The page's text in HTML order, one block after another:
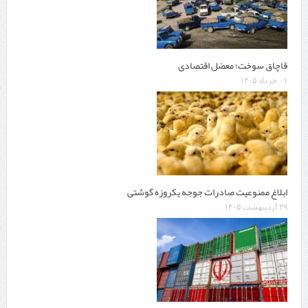
قاچاق سوخت؛ معضل اقتصادی
۰۱ خرداد ۱۴۰۵
ابلاغ ممنوعیت صادرات جوجه یکروزه گوشتی
۲۹ اردیبهشت ۱۴۰۵